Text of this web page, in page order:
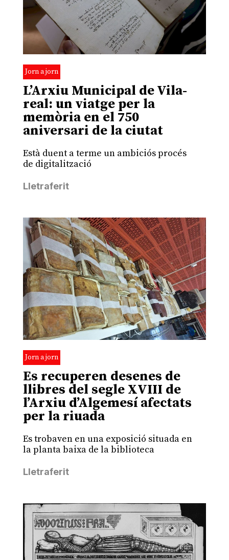
Jorn a jorn
L’Arxiu Municipal de Vila-
real: un viatge per la
memòria en el 750
aniversari de la ciutat
Està duent a terme un ambiciós procés
de digitalització
Lletraferit
Jorn a jorn
Es recuperen desenes de
llibres del segle XVIII de
l’Arxiu d’Algemesí afectats
per la riuada
Es trobaven en una exposició situada en
la planta baixa de la biblioteca
Lletraferit